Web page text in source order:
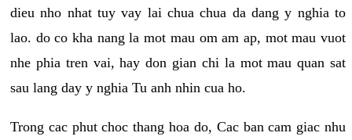
dieu nho nhat tuy vay lai chua chua da dang y nghia to
lao. do co kha nang la mot mau om am ap, mot mau vuot
nhe phia tren vai, hay don gian chi la mot mau quan sat
sau lang day y nghia Tu anh nhin cua ho.
Trong cac phut choc thang hoa do, Cac ban cam giac nhu